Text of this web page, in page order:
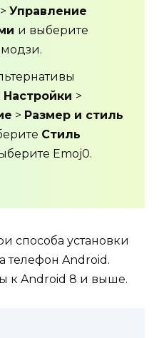
> Управление
и выберите
Настройки >
> Размер и стиль
Стиль
Emoj0.
способа установки
телефон Android.
к Android 8 и выше.